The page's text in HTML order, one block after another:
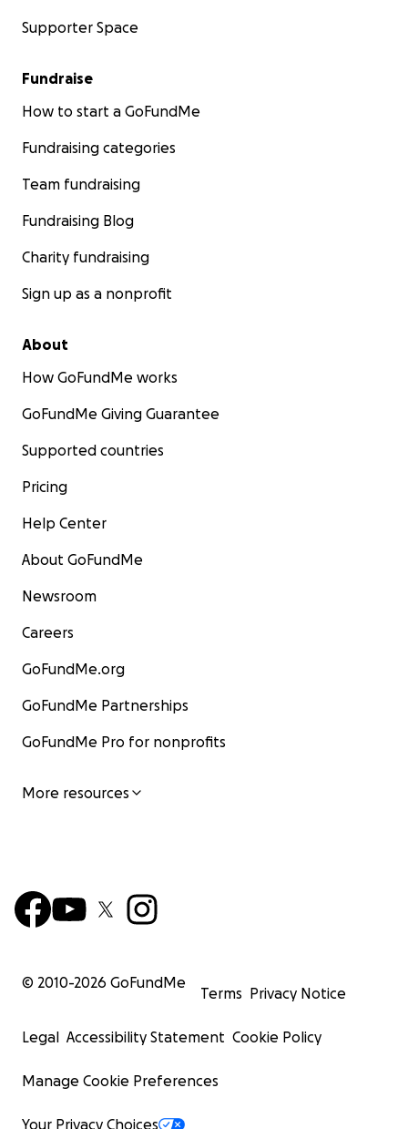
Supporter Space
Fundraise
How to start a GoFundMe
Fundraising categories
Team fundraising
Fundraising Blog
Charity fundraising
Sign up as a nonprofit
About
How GoFundMe works
GoFundMe Giving Guarantee
Supported countries
Pricing
Help Center
About GoFundMe
Newsroom
Careers
GoFundMe.org
GoFundMe Partnerships
GoFundMe Pro for nonprofits
More resources
© 2010-2026 GoFundMe
Terms Privacy Notice
Legal Accessibility Statement Cookie Policy
Manage Cookie Preferences
Your Privacy Choices